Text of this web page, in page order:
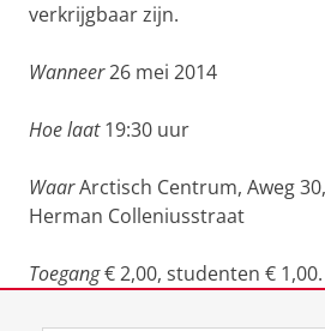
verkrijgbaar zijn.
Wanneer26 mei 2014
Hoe laat19:30 uur
WaarArctisch Centrum, Aweg
Herman Colleniusstraat
Toegang€ 2,00, studenten € 1,00.